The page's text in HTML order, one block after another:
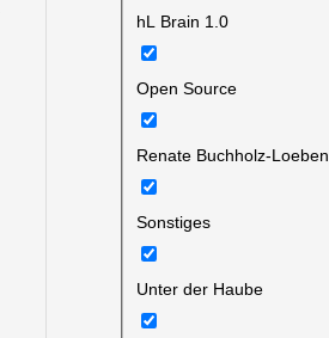
hL Brain 1.0
Open Source
Renate Buchholz-Loeben
Sonstiges
Unter der Haube